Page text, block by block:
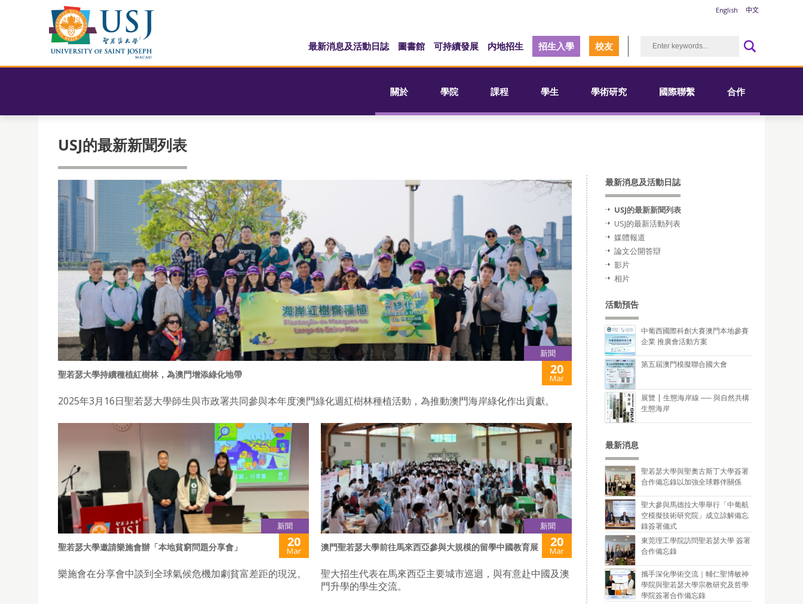
English 中文
最新消息及活動日誌 圖書館 可持續發展 内地招生 招生入學 校友
關於 學院 課程 學生 學術研究 國際聯繫 合作
USJ的最新新聞列表
新聞
聖若瑟大學持續種植紅樹林，為澳門增添綠化地帶 20
Mar
2025年3月16日聖若瑟大學師生與市政署共同參與本年度澳門綠化週紅樹林種植活動，為推動澳門海岸綠化作出貢獻。
新聞
聖若瑟大學邀請樂施會辦「本地貧窮問題分享會」 20
Mar
樂施會在分享會中談到全球氣候危機加劇貧富差距的現況。
新聞
澳門聖若瑟大學前往馬來西亞參與大規模的留學中國教育展 20
Mar
聖大招生代表在馬來西亞主要城市巡迴，與有意赴中國及澳
門升學的學生交流。
最新消息及活動日誌
USJ的最新新聞列表
USJ的最新活動列表
媒體報道
論文公開答辯
影片
相片
活動預告
中葡西國際科創大賽澳門本地參賽
企業 推廣會活動方案
第五屆澳門模擬聯合國大會
展覽 | 生態海岸線 ── 與自然共構
生態海岸
最新消息
聖若瑟大學與聖奧古斯丁大學簽署
合作備忘錄以加強全球夥伴關係
聖大參與馬德拉大學舉行「中葡航
空模擬技術研究院」成立諒解備忘
錄簽署儀式
東莞理工學院訪問聖若瑟大學 簽署
合作備忘錄
攜手深化學術交流｜輔仁聖博敏神
學院與聖若瑟大學宗教研究及哲學
學院簽署合作備忘錄